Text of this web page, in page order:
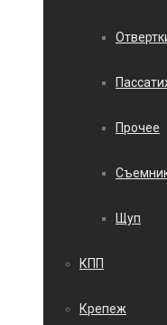
Прочее
Щуп
КПП
Крепеж